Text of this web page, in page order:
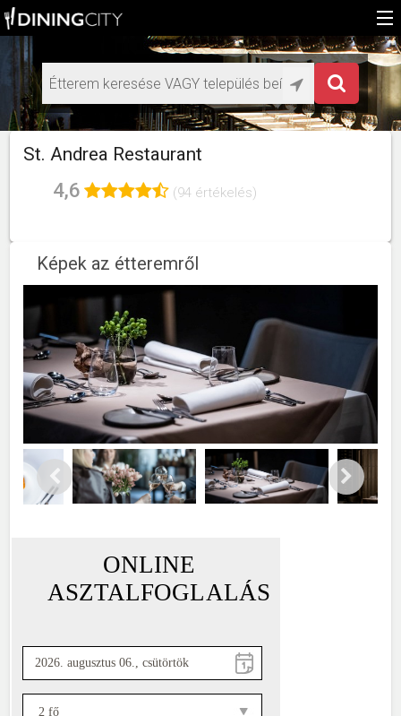
Főoldal
Médiaajánlat éttermeknek
HU
St. Andrea Restaurant
4,6 (94 értékelés)
Képek az étteremről